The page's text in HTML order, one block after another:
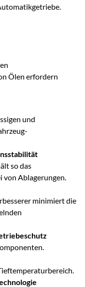
Ölen erfordern
und
so das
Ablagerungen.
minimiert die